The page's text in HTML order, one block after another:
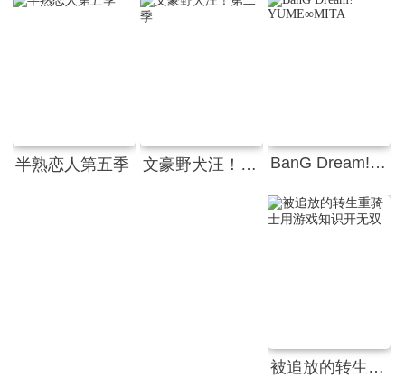
半熟恋人第五季 文豪野犬汪！第二季 BanG Dream! YUME∞MITA
被追放的转生重骑士用游戏知识开无双